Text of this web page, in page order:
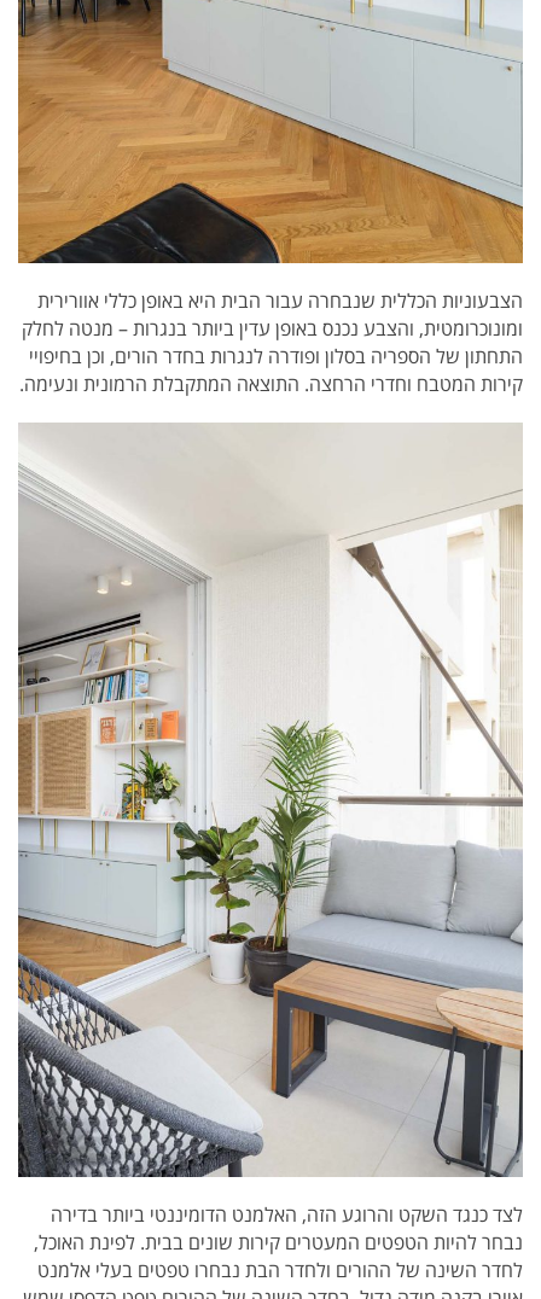
הצבעוניות הכללית שנבחרה עבור הבית היא באופן כללי אוורירית
ומונוכרומטית, והצבע נכנס באופן עדין ביותר בנגרות – מנטה לחלק
התחתון של הספריה בסלון ופודרה לנגרות בחדר הורים, וכן בחיפויי
קירות המטבח וחדרי הרחצה. התוצאה המתקבלת הרמונית ונעימה.
לצד כנגד השקט והרוגע הזה, האלמנט הדומיננטי ביותר בדירה
נבחר להיות הטפטים המעטרים קירות שונים בבית. לפינת האוכל,
לחדר השינה של ההורים ולחדר הבת נבחרו טפטים בעלי אלמנט